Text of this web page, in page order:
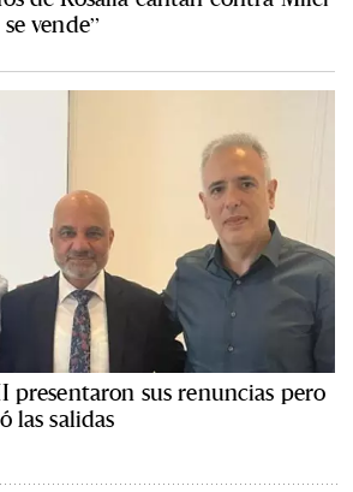
vende”
presentaron sus renuncias pero
las salidas